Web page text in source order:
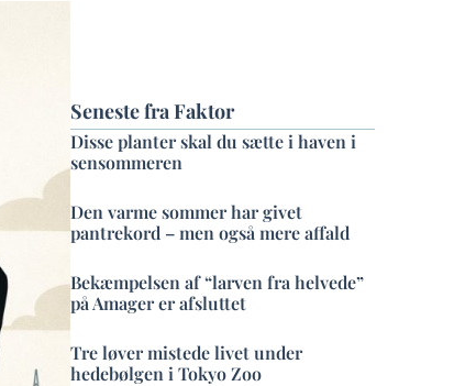
Seneste fra Faktor
Disse planter skal du sætte i haven i
sensommeren
Den varme sommer har givet
pantrekord – men også mere affald
Bekæmpelsen af “larven fra helvede”
på Amager er afsluttet
Tre løver mistede livet under
hedebølgen i Tokyo Zoo